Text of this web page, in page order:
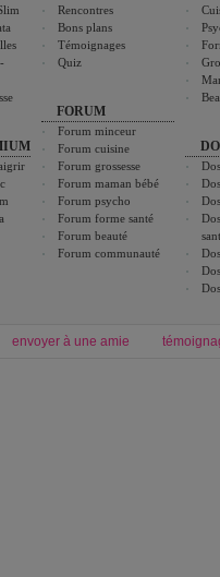
Rencontres
Bons plans
Témoignages
Quiz
FORUM
Forum minceur
Forum cuisine
Forum grossesse
Forum maman bébé
Forum psycho
Forum forme santé
Forum beauté
Forum communauté
envoyer à une amie